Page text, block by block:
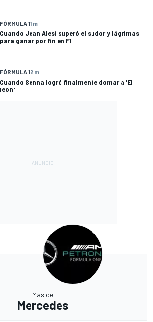
FÓRMULA 11 m
Cuando Jean Alesi superó el sudor y lágrimas
para ganar por fin en F1
FÓRMULA 12 m
Cuando Senna logró finalmente domar a 'El
león'
Más de
Mercedes